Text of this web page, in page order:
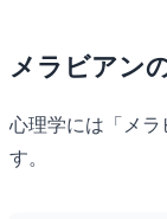
メラビアン
心理学には「メラ
す。